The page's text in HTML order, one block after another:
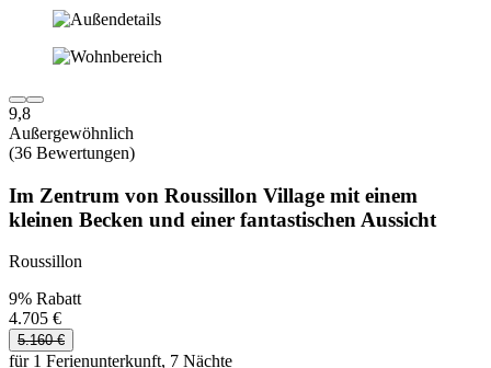
9,8
Außergewöhnlich
(36 Bewertungen)
Im Zentrum von Roussillon Village mit einem
kleinen Becken und einer fantastischen Aussicht
Roussillon
9% Rabatt
4.705 €
5.160 €
für 1 Ferienunterkunft, 7 Nächte